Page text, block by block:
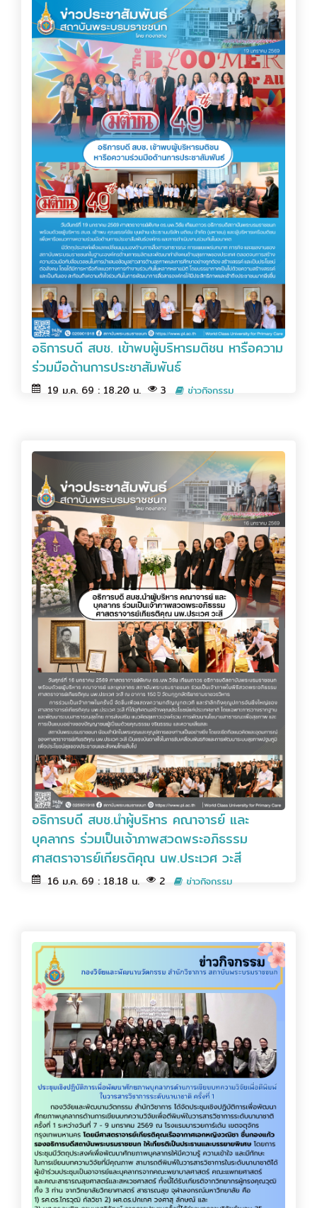
อธิการบดี สบช. เข้าพบผู้บริหารมติชน หารือความ
ร่วมมือด้านการประชาสัมพันธ์
19 ม.ค. 69 : 18.20 น. 3 ข่าวกิจกรรม
อธิการบดี สบช.นำผู้บริหาร คณาจารย์ และ
บุคลากร ร่วมเป็นเจ้าภาพสวดพระอภิธรรม
ศาสตราจารย์เกียรติคุณ นพ.ประเวศ วะสี
16 ม.ค. 69 : 18.18 น. 2 ข่าวกิจกรรม